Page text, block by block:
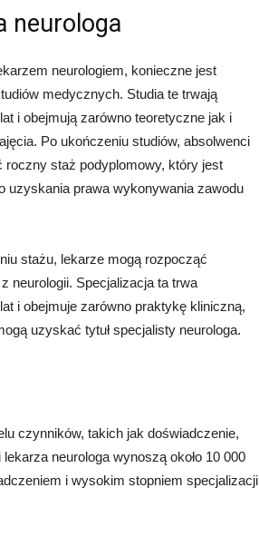
neurologa
neurologiem, konieczne jest
medycznych. Studia te trwają
i obejmują zarówno teoretyczne jak i
Po ukończeniu studiów, absolwenci
roczny staż podyplomowy, który jest
uzyskania prawa wykonywania zawodu
stażu, lekarze mogą rozpocząć
neurologii. Specjalizacja ta trwa
i obejmuje zarówno praktykę kliniczną,
uzyskać tytuł specjalisty neurologa.
czynników, takich jak doświadczenie,
neurologa wynoszą około 10 000
i wysokim stopniem specjalizacji